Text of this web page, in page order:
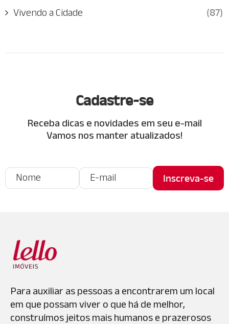
Vivendo a Cidade (87)
Cadastre-se
Receba dicas e novidades em seu e-mail
Vamos nos manter atualizados!
Para auxiliar as pessoas a encontrarem um local
em que possam viver o que há de melhor,
construímos jeitos mais humanos e prazerosos